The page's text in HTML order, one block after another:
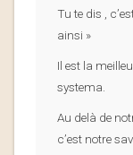
Tu te dis ,
ainsi »
Il est la
systema.
Au delà de
c’est notre